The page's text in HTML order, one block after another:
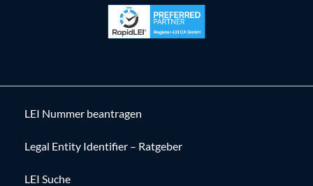
LEI Nummer beantragen
Legal Entity Identifier – Ratgeber
LEI Suche